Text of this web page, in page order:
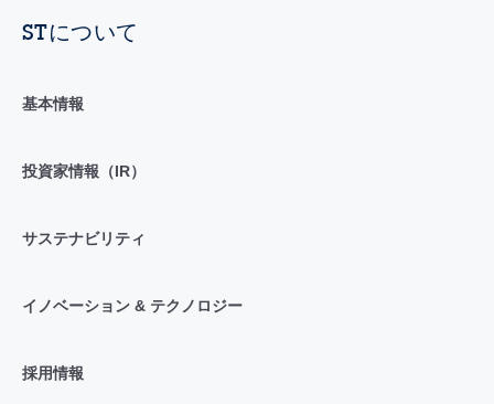
STについて
基本情報
投資家情報（IR）
サステナビリティ
イノベーション & テクノロジー
採用情報